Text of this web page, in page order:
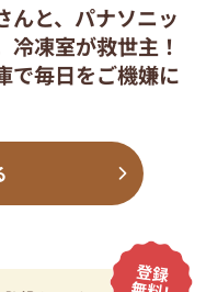
んと、パナソニッ
冷凍室が救世主！
で毎日をご機嫌に